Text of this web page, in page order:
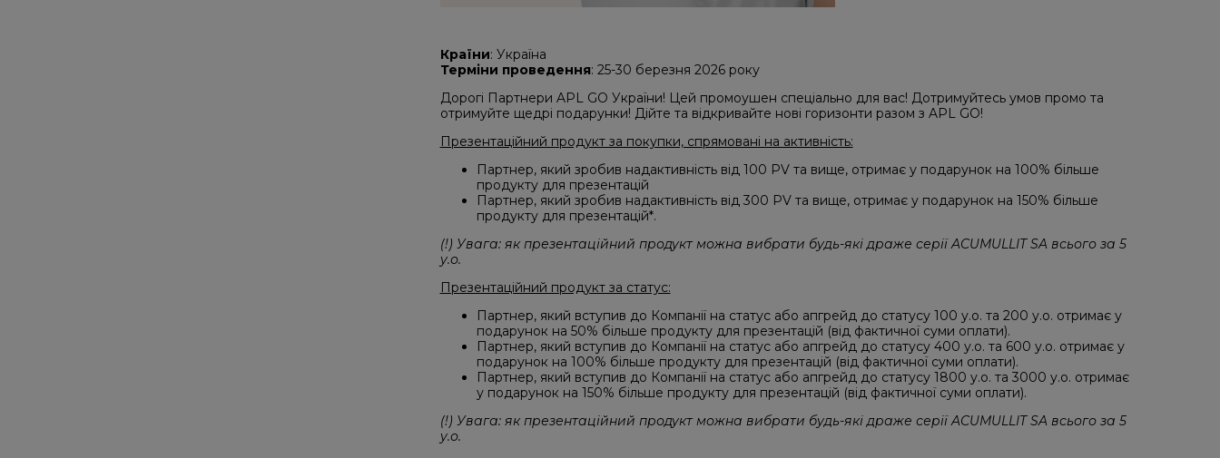
Країни: Україна
Терміни проведення: 25-30 березня 2026 року
Дорогі Партнери APL GO України! Цей промоушен спеціально для вас! Дотримуйтесь умов промо та
отримуйте щедрі подарунки! Дійте та відкривайте нові горизонти разом з APL GO!
Презентаційний продукт за покупки, спрямовані на активність:
Партнер, який зробив надактивність від 100 PV та вище, отримає у подарунок на 100% більше
продукту для презентацій
Партнер, який зробив надактивність від 300 PV та вище, отримає у подарунок на 150% більше
продукту для презентацій*.
(!) Увага: як презентаційний продукт можна вибрати будь-які драже серії ACUMULLIT SA всього за 5
у.о.
Презентаційний продукт за статус:
Партнер, який вступив до Компанії на статус або апгрейд до статусу 100 у.о. та 200 у.о. отримає у
подарунок на 50% більше продукту для презентацій (від фактичної суми оплати).
Партнер, який вступив до Компанії на статус або апгрейд до статусу 400 у.о. та 600 у.о. отримає у
подарунок на 100% більше продукту для презентацій (від фактичної суми оплати).
Партнер, який вступив до Компанії на статус або апгрейд до статусу 1800 у.о. та 3000 у.о. отримає
у подарунок на 150% більше продукту для презентацій (від фактичної суми оплати).
(!) Увага: як презентаційний продукт можна вибрати будь-які драже серії ACUMULLIT SA всього за 5
у.о.